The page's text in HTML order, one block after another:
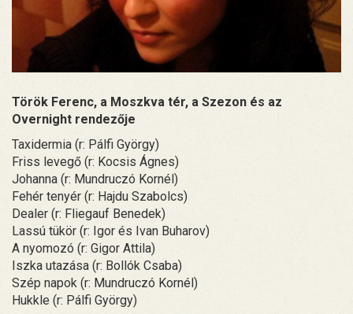
Török Ferenc, a Moszkva tér, a Szezon és az
Overnight rendezője
Taxidermia (r: Pálfi György)
Friss levegő (r: Kocsis Ágnes)
Johanna (r: Mundruczó Kornél)
Fehér tenyér (r: Hajdu Szabolcs)
Dealer (r: Fliegauf Benedek)
Lassú tükör (r: Igor és Ivan Buharov)
A nyomozó (r: Gigor Attila)
Iszka utazása (r: Bollók Csaba)
Szép napok (r: Mundruczó Kornél)
Hukkle (r: Pálfi György)